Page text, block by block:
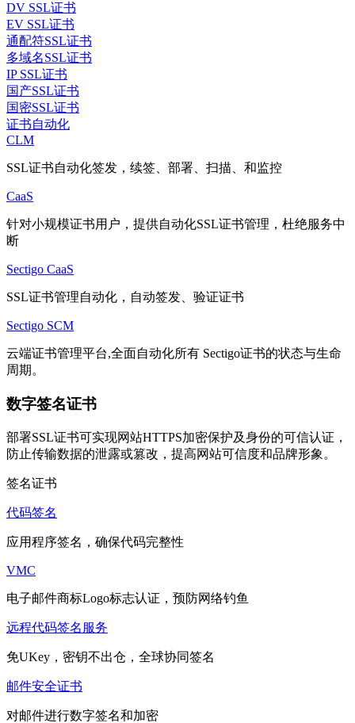
DV SSL证书
EV SSL证书
通配符SSL证书
多域名SSL证书
IP SSL证书
国产SSL证书
国密SSL证书
证书自动化
CLM
SSL证书自动化签发，续签、部署、扫描、和监控
CaaS
针对小规模证书用户，提供自动化SSL证书管理，杜绝服务中
断
Sectigo CaaS
SSL证书管理自动化，自动签发、验证证书
Sectigo SCM
云端证书管理平台,全面自动化所有 Sectigo证书的状态与生命
周期。
数字签名证书
部署SSL证书可实现网站HTTPS加密保护及身份的可信认证，
防止传输数据的泄露或篡改，提高网站可信度和品牌形象。
签名证书
代码签名
应用程序签名，确保代码完整性
VMC
电子邮件商标Logo标志认证，预防网络钓鱼
远程代码签名服务
免UKey，密钥不出仓，全球协同签名
邮件安全证书
对邮件进行数字签名和加密